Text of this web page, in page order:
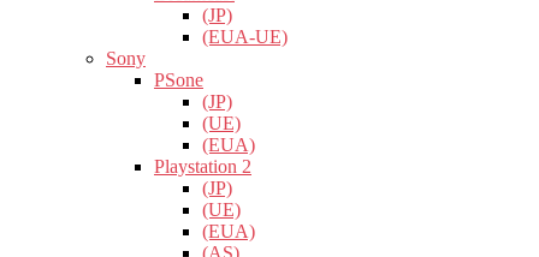
(JP)
(EUA-UE)
Sony
PSone
(JP)
(UE)
(EUA)
Playstation 2
(JP)
(UE)
(EUA)